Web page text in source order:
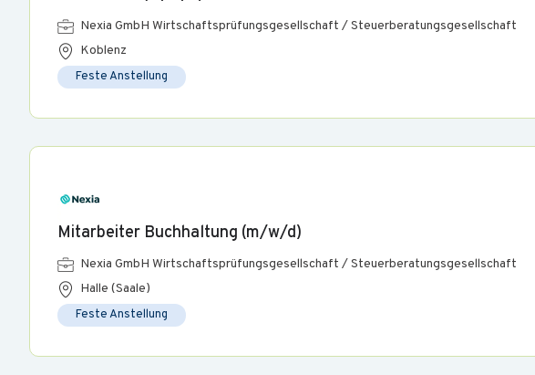
Nexia GmbH Wirtschaftsprüfungsgesellschaft / Steuerberatungsgesellschaft
Koblenz
Feste Anstellung
Mitarbeiter Buchhaltung (m/w/d)
Nexia GmbH Wirtschaftsprüfungsgesellschaft / Steuerberatungsgesellschaft
Halle (Saale)
Feste Anstellung